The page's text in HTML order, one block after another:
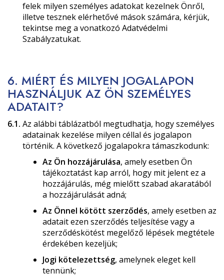
felek milyen személyes adatokat kezelnek Önről,
illetve tesznek elérhetővé mások számára, kérjük,
tekintse meg a vonatkozó Adatvédelmi
Szabályzatukat.
6. MIÉRT ÉS MILYEN JOGALAPON
HASZNÁLJUK AZ ÖN SZEMÉLYES
ADATAIT?
6.1. Az alábbi táblázatból megtudhatja, hogy személyes
adatainak kezelése milyen céllal és jogalapon
történik. A következő jogalapokra támaszkodunk:
Az Ön hozzájárulása, amely esetben Ön
tájékoztatást kap arról, hogy mit jelent ez a
hozzájárulás, még mielőtt szabad akaratából
a hozzájárulását adná;
Az Önnel kötött szerződés, amely esetben az
adatait ezen szerződés teljesítése vagy a
szerződéskötést megelőző lépések megtétele
érdekében kezeljük;
Jogi kötelezettség, amelynek eleget kell
tennünk;